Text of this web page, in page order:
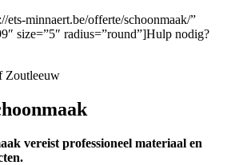
ets-minnaert.be/offerte/schoonmaak/”
size=”5″ radius=”round”]Hulp nodig?
vereist professioneel materiaal en